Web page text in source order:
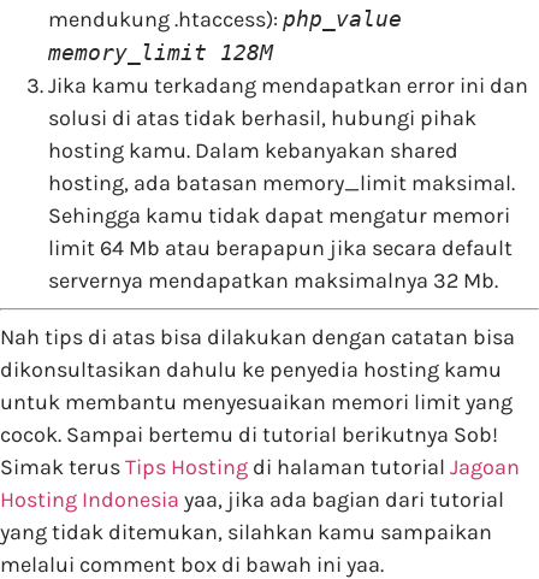
mendukung .htaccess): php_value
memory_limit 128M
Jika kamu terkadang mendapatkan error ini dan
solusi di atas tidak berhasil, hubungi pihak
hosting kamu. Dalam kebanyakan shared
hosting, ada batasan memory_limit maksimal.
Sehingga kamu tidak dapat mengatur memori
limit 64 Mb atau berapapun jika secara default
servernya mendapatkan maksimalnya 32 Mb.
Nah tips di atas bisa dilakukan dengan catatan bisa
dikonsultasikan dahulu ke penyedia hosting kamu
untuk membantu menyesuaikan memori limit yang
cocok. Sampai bertemu di tutorial berikutnya Sob!
Simak terusTips Hosting di halaman tutorial Jagoan
Hosting Indonesia yaa, jika ada bagian dari tutorial
yang tidak ditemukan, silahkan kamu sampaikan
melalui comment box di bawah ini yaa.